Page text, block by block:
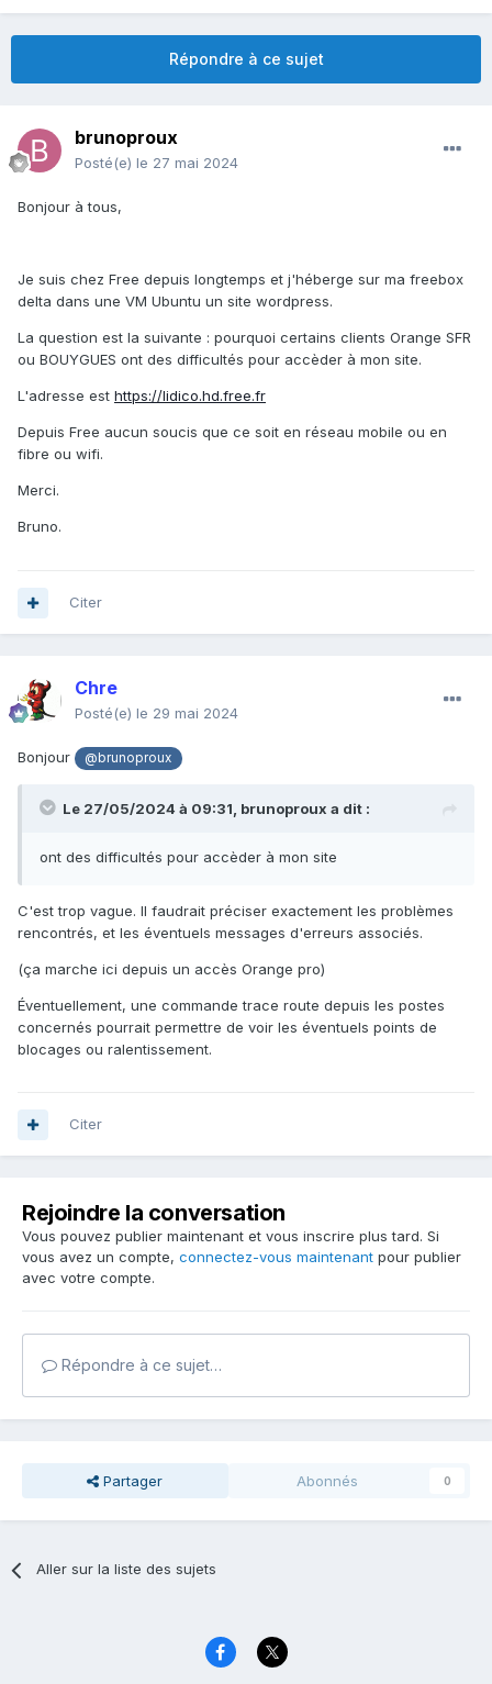
Répondre à ce sujet
brunoproux
Posté(e) le 27 mai 2024
Bonjour à tous,
Je suis chez Free depuis longtemps et j'héberge sur ma freebox
delta dans une VM Ubuntu un site wordpress.
La question est la suivante : pourquoi certains clients Orange SFR
ou BOUYGUES ont des difficultés pour accèder à mon site.
L'adresse est https://lidico.hd.free.fr
Depuis Free aucun soucis que ce soit en réseau mobile ou en
fibre ou wifi.
Merci.
Bruno.
Citer
Chre
Posté(e) le 29 mai 2024
Bonjour @brunoproux
Le 27/05/2024 à 09:31, brunoproux a dit :
ont des difficultés pour accèder à mon site
C'est trop vague. Il faudrait préciser exactement les problèmes
rencontrés, et les éventuels messages d'erreurs associés.
(ça marche ici depuis un accès Orange pro)
Éventuellement, une commande trace route depuis les postes
concernés pourrait permettre de voir les éventuels points de
blocages ou ralentissement.
Citer
Rejoindre la conversation
Vous pouvez publier maintenant et vous inscrire plus tard. Si
vous avez un compte, connectez-vous maintenant pour publier
avec votre compte.
Répondre à ce sujet…
Partager Abonnés 0
Aller sur la liste des sujets